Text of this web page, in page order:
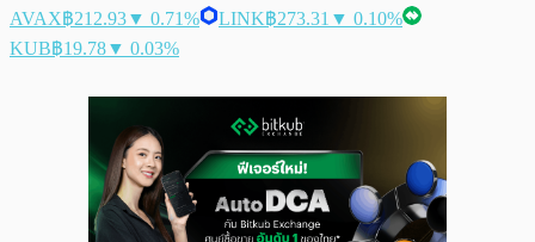
AVAX฿212.93▼ 0.71% LINK฿273.31 ▼ 0.10%
KUB฿19.78▼ 0.03%